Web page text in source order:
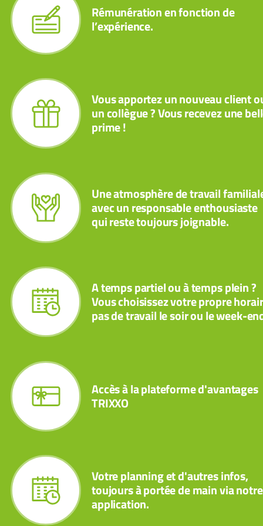
Rémunération en fonction de
l’expérience.
Vous apportez un nouveau client
un collègue ? Vous recevez une
prime !
Une atmosphère de travail
avec un responsable enthousiaste
qui reste toujours joignable.
A temps partiel ou à temps plein ?
Vous choisissez votre propre
pas de travail le soir ou le week-
Accès à la plateforme d'avantages
TRIXXO
Votre planning et d'autres infos,
toujours à portée de main via notre
application.